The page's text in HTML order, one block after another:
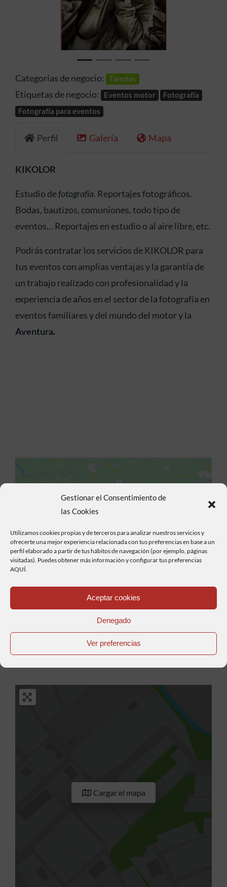
Gestionar el Consentimiento de
las Cookies
Utilizamos cookies propias y de terceros para analizar nuestros servicios y
ofrecerte una mejor experiencia relacionada con tus preferencias en base a un
perfil elaborado a partir de tus hábitos de navegación (por ejemplo, páginas
visitadas). Puedes obtener más información y configurar tus preferencias
AQUÍ.
Aceptar cookies
Denegado
Ver preferencias
Anterior
Categorías de negocio: Tiendas
Etiquetas de negocio: Eventos motor
Fotografía
Fotografía para eventos
Perfil Galería Mapa
KIKOLOR
Estudio defotografía. Reportajes fotográficos.
Bodas, bautizos, comuniones, todo tipo de
eventos… Reportajes en estudio o al aire libre, etc.
Podrás contratar los servicios de KIKOLOR para
tus eventos con amplias ventajas y la garantía de
un trabajo realizado con profesionalidad y la
experiencia de años en el sector de la fotografía en
eventos familiares y del mundo del motor y la
Aventura.
permitir este contenido
Cargar el mapa